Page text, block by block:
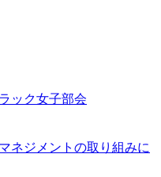
ック女子部会
ネジメントの取り組みに